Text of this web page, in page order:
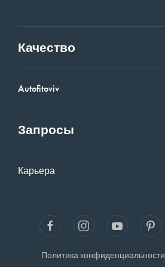
Качество
Autofitoviv
Запросы
Карьера
Политика конфиденциальности